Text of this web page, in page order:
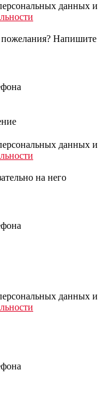
данных и
Напишите
данных и
на него
данных и